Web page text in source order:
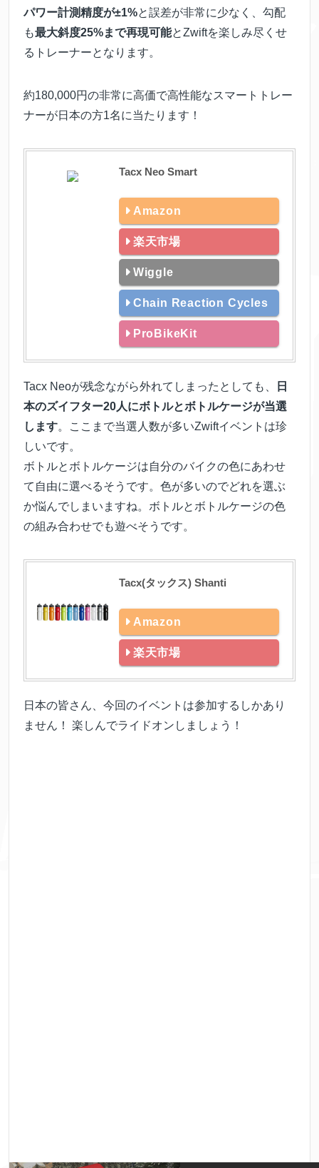
パワー計測精度が±1%と誤差が非常に少なく、勾配
も最大斜度25%まで再現可能とZwiftを楽しみ尽くせ
るトレーナーとなります。
約180,000円の非常に高価で高性能なスマートトレー
ナーが日本の方1名に当たります！
Tacx Neo Smart
Amazon
楽天市場
Wiggle
Chain Reaction Cycles
ProBikeKit
Tacx Neoが残念ながら外れてしまったとしても、
日
本のズイフター20人にボトルとボトルケージが当選
します。ここまで当選人数が多いZwiftイベントは珍
しいです。
ボトルとボトルケージは自分のバイクの色にあわせ
て自由に選べるそうです。色が多いのでどれを選ぶ
か悩んでしまいますね。ボトルとボトルケージの色
の組み合わせでも遊べそうです。
Tacx(タックス) Shanti
Amazon
楽天市場
日本の皆さん、今回のイベントは参加するしかあり
ません！ 楽しんでライドオンしましょう！